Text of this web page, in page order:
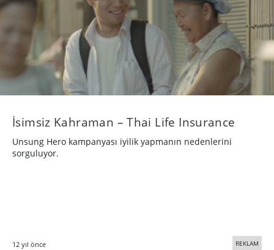
İsimsiz Kahraman – Thai Life Insurance
Unsung Hero kampanyası iyilik yapmanın nedenlerini
sorguluyor.
12 yıl önce REKLAM